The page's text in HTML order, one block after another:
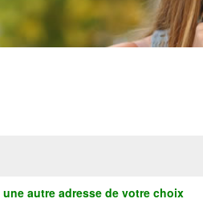
autre adresse de votre choix